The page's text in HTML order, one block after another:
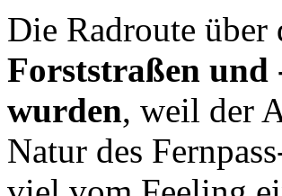
Die Radroute über
Forststraßen und
wurden, weil der
Natur des